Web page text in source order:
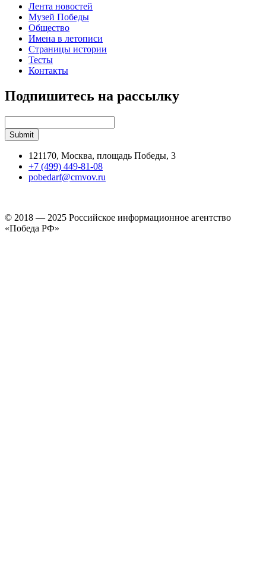
Лента новостей
Музей Победы
Общество
Имена в летописи
Страницы истории
Тесты
Контакты
Подпишитесь на рассылку
121170, Москва, площадь Победы, 3
+7 (499) 449-81-08
pobedarf@cmvov.ru
© 2018 — 2025 Российское информационное агентство
«Победа РФ»